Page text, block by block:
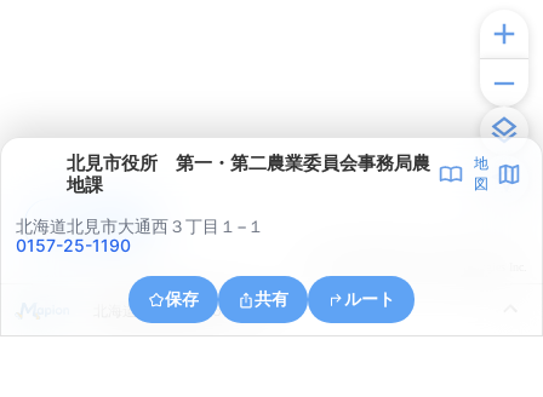
北見市役所 第一・第二農業委員会事務局農
地課
地
図
北海道北見市大通西３丁目１−１
0157-25-1190
保存 共有 ルート
北海道北見市若葉５丁目１
アプリで見る